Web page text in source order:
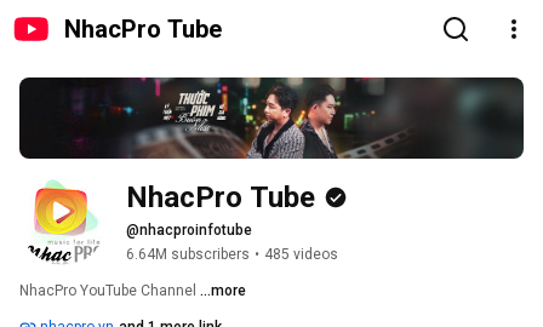
NhacPro Tube
NhacPro Tube
@nhacproinfotube
6.64M subscribers • 485 videos
NhacPro YouTube Channel ...more